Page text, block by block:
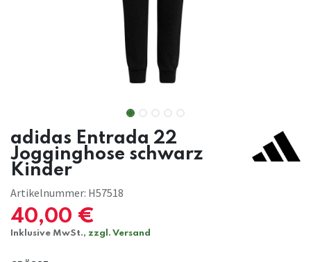
adidas Entrada 22
Jogginghose schwarz
Kinder
Artikelnummer: H57518
40,00 €
Inklusive MwSt., zzgl. Versand